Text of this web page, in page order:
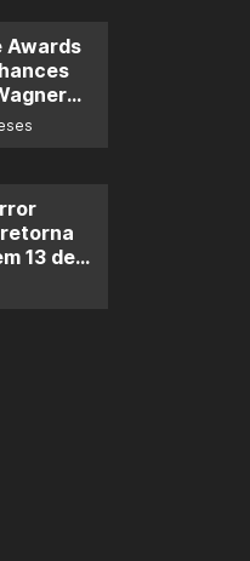
Awards
13 de